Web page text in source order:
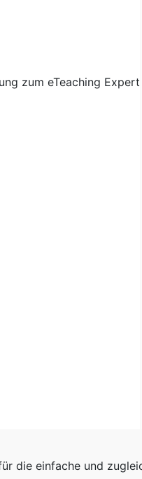
zum eTeaching
die einfache und